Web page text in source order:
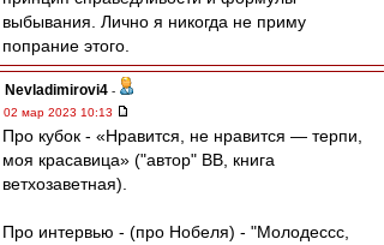
выбывания. Лично я никогда не приму
попрание этого.
Nevladimirovi4 -
02 мар 2023 10:13
Про кубок - «Нравится, не нравится — терпи,
моя красавица» ("автор" ВВ, книга
ветхозаветная).
Про интервью - (про Нобеля) - "Молодессс,